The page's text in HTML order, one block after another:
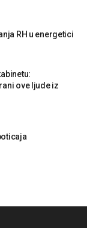
RH u energetici
ove ljude iz